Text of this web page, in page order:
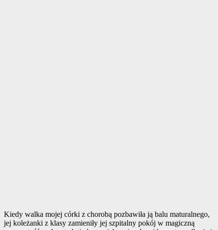
Kiedy walka mojej córki z chorobą pozbawiła ją balu maturalnego,
jej koleżanki z klasy zamieniły jej szpitalny pokój w magiczną